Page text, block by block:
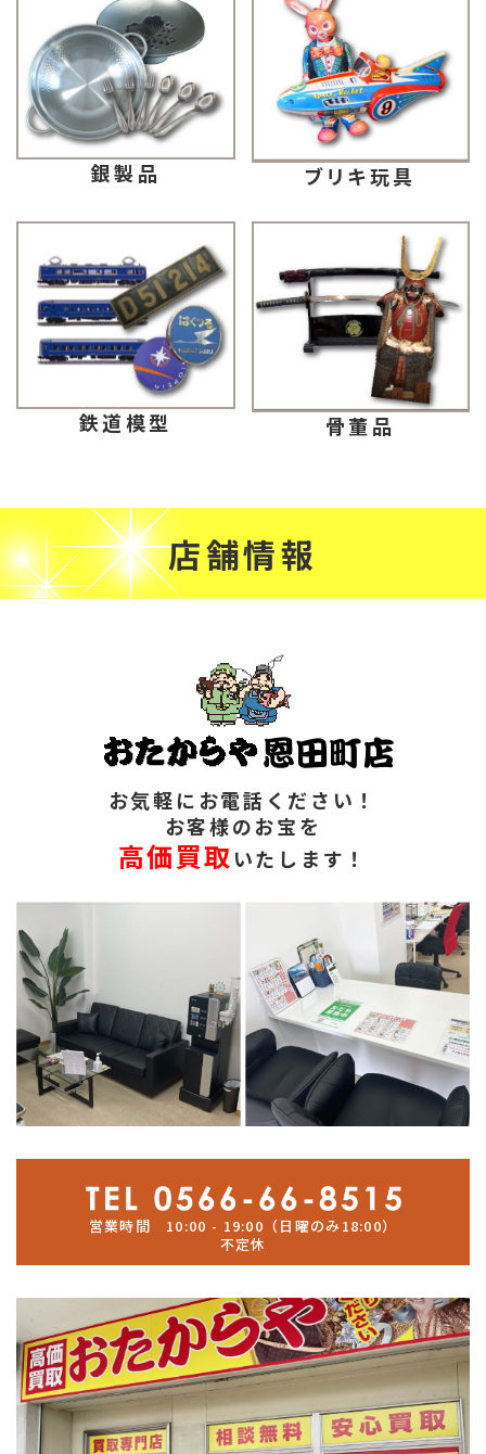
銀製品 ブリキ玩具
鉄道模型 骨董品
店舗情報
お気軽にお電話ください！
お客様のお宝を
高価買取 いたします！
営業時間 10:00 - 19:00（日曜のみ18:00）
不定休